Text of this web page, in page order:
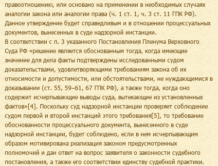
правоотношению, или основано на применении в необходимых случаях
аналогии закона или аналогии права (ч. 1 ст. 1, ч. 3 ст. 11 ГПК РФ).
Данное утверждение будет справедливым и в отношении процессуальных
документов, вынесенных в суде надзорной инстанции.
В соответствии с п. 3 указанного Постановления Пленума Верховного
Суда РФ «решение является обоснованным тогда, когда имеющие
значение для дела факты подтверждены исследованными судом
доказательствами, удовлетворяющими требованиям закона об их
относимости и допустимости, или обстоятельствами, не нуждающимися в
доказывании (ст. 55, 59–61, 67 ГПК РФ), а также тогда, когда оно
содержит исчерпывающие выводы суда, вытекающие из установленных
фактов»[4]. Поскольку суд надзорной инстанции проверяет соблюдение
судом первой и второй инстанций этого требования[5], то требование
обоснованности процессуального документа, вынесенного в суде
надзорной инстанции, будет соблюдено, если в нем исчерпывающим
образом мотивирована реализация законом предусмотренных
полномочий и дан ответ на вопрос заявителя о законности судебного
постановления, а также его соответствии единству судебной практики.